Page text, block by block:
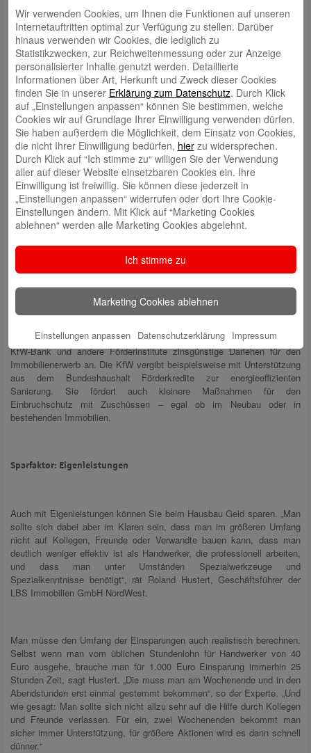
Sparfaktor: öffentliche Förderdarlehen
Wohnungsbauprämie, Arbeitnehmersparzulage oder öffentliche
Eigenheim in Anspruch nehmen können. So bieten zum Beispiel die
KfW-Bank und andere Förderinstitute zinsgünstige Darlehen für den
Immobilienerwerb an. Die KfW vergibt beispielsweise mit Unterstützung
aus dem Bundeshaushalt Förderkredite zur energieeffizienten
Sanierung. Sie fördert auch kleinere Maßnahmen für den
Einbruchschutz mit Zuschüssen – egal ob im Neubau oder in
bestehenden Immobilien.
Sparfaktor: Eigenleistungen
Auch mit Eigenleistungen können Sie beim Hausbau Geld sparen. „Man
sollte sich dabei aber im Klaren sein, dass man im größeren Umfang
nicht auf Kollegen, Freunde oder Verwandte bauen kann, dass man
deutlich weniger effektiv ist als Handwerker, die professionell arbeiten,
und dass man unter Umständen Spezialwerkzeuge und
Spezialkenntnisse benötigt“, rät Roland Hustert, Geschäftsführer der
LBS Immobilien GmbH NordWest.
Man müsse den Umfang der Einsparungen auch realistisch berechnen.
Selbst wenn man vom üblichen Stundenlohn für Handwerker von 40
Euro ausgehe, brauche man für 1.000 Euro Einsparung immerhin 25
Stunden Zeit, sagt Hustert. „Die muss man am Wochenende und in den
Abendstunden erst einmal gestemmt bekommen“, so der Experte. „Und
wie gesagt: Man sollte sich nicht allzu sehr auf die Hilfe durch Kollegen
und Freunde verlassen. Für ein, zwei Wochenenden bekommt man
sicher immer Unterstützung, für größere Aktionen wird es dann schnell
dünner.“
Wir verwenden Cookies, um Ihnen die Funktionen auf unseren
Internetauftritten optimal zur Verfügung zu stellen. Darüber
hinaus verwenden wir Cookies, die lediglich zu
Statistikzwecken, zur Reichweitenmessung oder zur Anzeige
personalisierter Inhalte genutzt werden. Detaillierte
Informationen über Art, Herkunft und Zweck dieser Cookies
finden Sie in unserer Erklärung zum Datenschutz. Durch Klick
auf „Einstellungen anpassen“ können Sie bestimmen, welche
Cookies wir auf Grundlage Ihrer Einwilligung verwenden dürfen.
Sie haben außerdem die Möglichkeit, dem Einsatz von Cookies,
die nicht Ihrer Einwilligung bedürfen, hierzu widersprechen.
Durch Klick auf “Ich stimme zu“ willigen Sie der Verwendung
aller auf dieser Website einsetzbaren Cookies ein. Ihre
Einwilligung ist freiwillig. Sie können diese jederzeit in
„Einstellungen anpassen“ widerrufen oder dort Ihre Cookie-
Einstellungen ändern. Mit Klick auf “Marketing Cookies
ablehnen“ werden alle Marketing Cookies abgelehnt.
Ich stimme zu
Marketing Cookies ablehnen
Einstellungen anpassen Datenschutzerklärung Impressum